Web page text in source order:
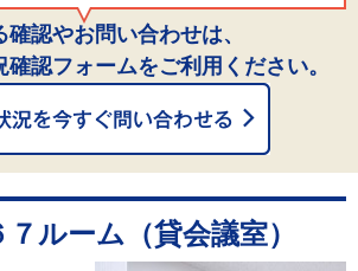
認やお問い合わせは、
認フォームをご利用ください。
ルーム（貸会議室）